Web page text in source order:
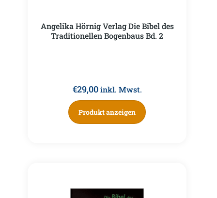
Angelika Hörnig Verlag Die Bibel des
Traditionellen Bogenbaus Bd. 2
€29,00 inkl. Mwst.
Produkt anzeigen